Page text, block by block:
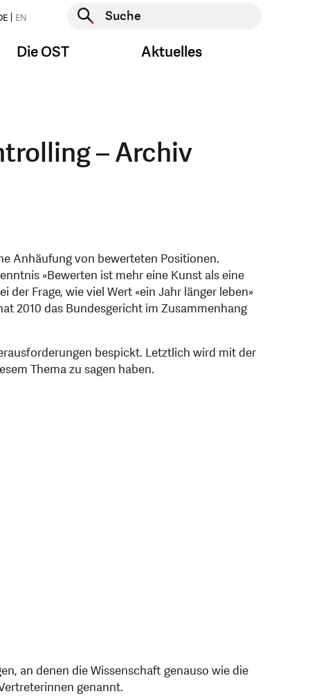
EN
Suche starten
Die OST Aktuelles
– Archiv
Anhäufung von bewerteten Positionen.
«Bewerten ist mehr eine Kunst als eine
Frage, wie viel Wert «ein Jahr länger leben»
2010 das Bundesgericht im Zusammenhang
bespickt. Letztlich wird mit der
Thema zu sagen haben.
an denen die Wissenschaft genauso wie die
genannt.